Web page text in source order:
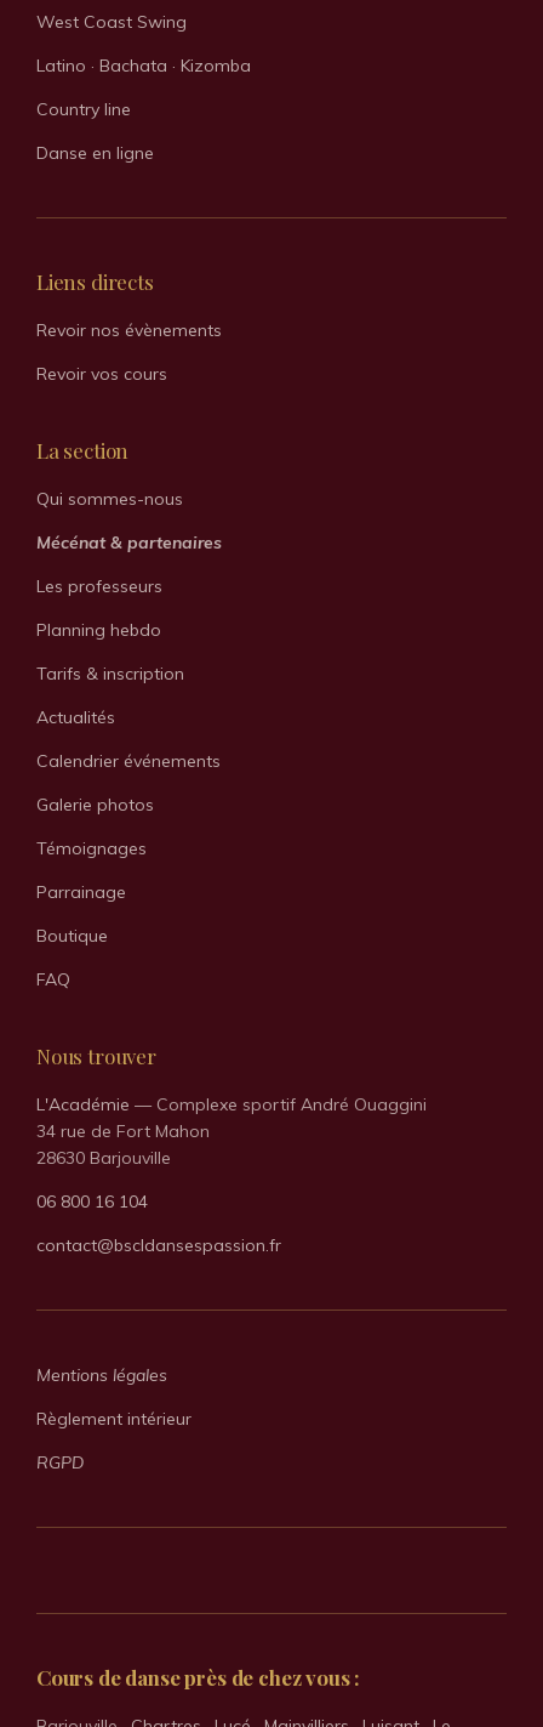
West Coast Swing
Latino · Bachata · Kizomba
Country line
Danse en ligne
Liens directs
Revoir nos évènements
Revoir vos cours
La section
Qui sommes-nous
Mécénat & partenaires
Les professeurs
Planning hebdo
Tarifs & inscription
Actualités
Calendrier événements
Galerie photos
Témoignages
Parrainage
Boutique
FAQ
Nous trouver
L'Académie — Complexe sportif André Ouaggini
34 rue de Fort Mahon
28630 Barjouville
06 800 16 104
contact@bscldansespassion.fr
Mentions légales
Règlement intérieur
RGPD
Cours de danse près de chez vous :